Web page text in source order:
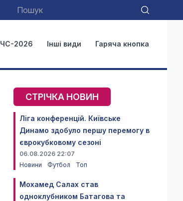
ЧС-2026 Інші види Гаряча кнопка
СТРІЧКА НОВИН
Ліга конференцій. Київське
Динамо здобуло першу перемогу в
єврокубковому сезоні
06.08.2026 22:07
Новини
Футбол Топ
Мохамед Салах став
одноклубником Батагова та